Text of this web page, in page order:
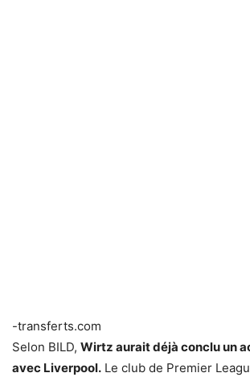
-transferts.com
Selon BILD, Wirtz aurait déjà conclu un
avec Liverpool. Le club de Premier